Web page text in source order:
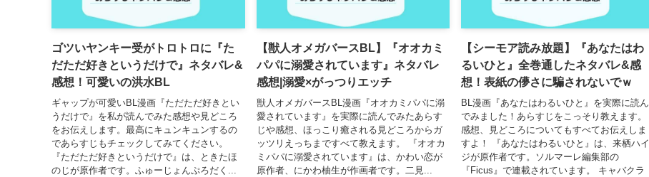
ゴツいヤンキー受がトロトロに『た
だただ好きというだけで』ネタバレ&
感想！可愛いの洪水BL
ギャップが可愛いBL漫画『ただただ好きとい
うだけで』を私が読んでみた感想や見どころ
をお伝えします。最高にキュンキュンするの
であらすじもチェックしてみてください。
『ただただ好きというだけで』は、ときたほ
のじが原作者です。ふゅーじょんぷろだく...
【獣人オメガバースBL】『オオカミ
パパに溺愛されています』ネタバレ
感想|溺愛×がっつりエッチ
獣人オメガバースBL漫画『オオカミパパに溺
愛されています』を実際に読んでみたあらす
じや感想、ほっこり癒される見どころからガ
ッツリえっちまですべて教えます。 『オオカ
ミパパに溺愛されています』は、かわい恋が
原作者、にかわ柚生が作画者です。二見...
【シーモア読み放題】『あなたはわ
るいひと』全巻通したネタバレ&感
想！表紙の儚さに騙されないでｗ
BL漫画『あなたはわるいひと』を実際に読ん
でみました！あらすじをこっそり教えます。
感想、見どころについてもすべてお伝えしま
すよ！ 『あなたはわるいひと』は、来栖ハイ
ジが原作者です。ソルマーレ編集部の
『Ficus』で連載されています。 キャバクラ